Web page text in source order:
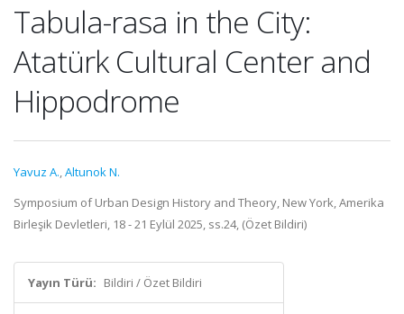
Tabula-rasa in the City:
Atatürk Cultural Center and
Hippodrome
Yavuz A.,Altunok N.
Symposium of Urban Design History and Theory, New York, Amerika
Birleşik Devletleri, 18 - 21 Eylül 2025, ss.24, (Özet Bildiri)
Yayın Türü: Bildiri / Özet Bildiri